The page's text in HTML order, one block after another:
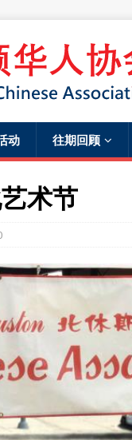
动 往期回顾
术节